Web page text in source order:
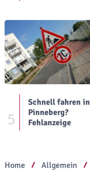
5
Schnell fahren in
Pinneberg?
Fehlanzeige
Home Allgemein